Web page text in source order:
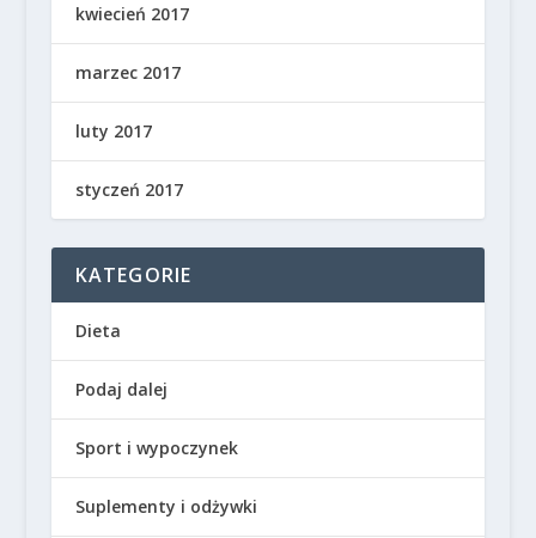
kwiecień 2017
marzec 2017
luty 2017
styczeń 2017
KATEGORIE
Dieta
Podaj dalej
Sport i wypoczynek
Suplementy i odżywki